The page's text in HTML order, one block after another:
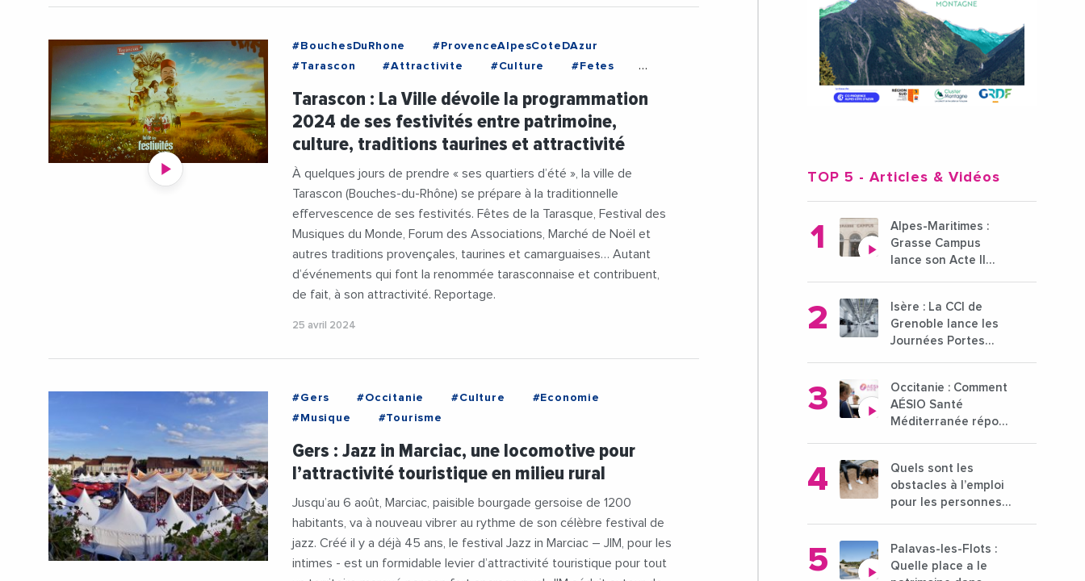
#BouchesDuRhone
#ProvenceAlpesCoteDAzur
#Tarascon
#Attractivite #Culture
#Fetes
#Sport
#Tauromachie #Videos #VilleDeTarascon
Tarascon : La Ville dévoile la programmation
2024 de ses festivités entre patrimoine,
culture, traditions taurines et attractivité
À quelques jours de prendre « ses quartiers d’été », la ville de
Tarascon (Bouches-du-Rhône) se prépare à la traditionnelle
effervescence de ses festivités. Fêtes de la Tarasque, Festival des
Musiques du Monde, Forum des Associations, Marché de Noël et
autres traditions provençales, taurines et camarguaises… Autant
d’événements qui font la renommée tarasconnaise et contribuent,
de fait, à son attractivité. Reportage.
25 avril 2024
#Gers #Occitanie #Culture
#Economie
#Musique
#Tourisme
Gers : Jazz in Marciac, une locomotive pour
l’attractivité touristique en milieu rural
Jusqu’au 6 août, Marciac, paisible bourgade gersoise de 1200
habitants, va à nouveau vibrer au rythme de son célèbre festival de
jazz. Créé il y a déjà 45 ans, le festival Jazz in Marciac – JIM, pour les
intimes - est un formidable levier d’attractivité touristique pour tout
TOP 5 - Articles & Vidéos
Alpes-Maritimes :
Grasse Campus
lance son Acte II
pour l'enseignement
supérieur
Isère : La CCI de
Grenoble lance les
Journées Portes
21 octobre 2024
Occitanie : Comment
AÉSIO Santé
Méditerranée répond
médicaux ?
Quels sont les
obstacles à l’emploi
pour les personnes
Palavas-les-Flots :
Quelle place a le